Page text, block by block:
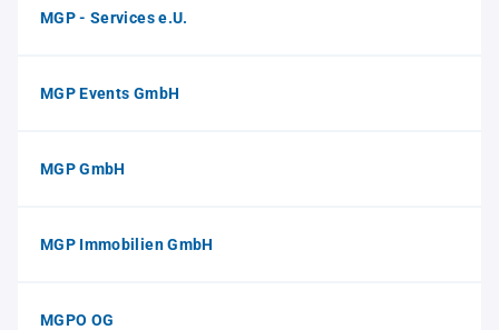
MGP - Services e.U.
MGP Events GmbH
MGP GmbH
MGP Immobilien GmbH
MGPO OG